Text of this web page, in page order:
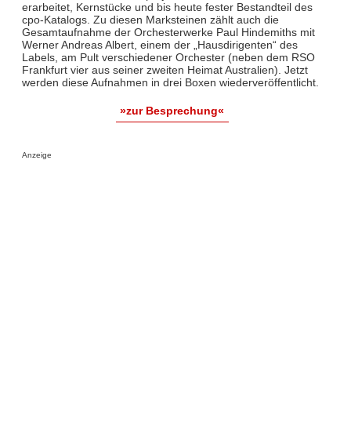
erarbeitet, Kernstücke und bis heute fester Bestandteil des
cpo-Katalogs. Zu diesen Marksteinen zählt auch die
Gesamtaufnahme der Orchesterwerke Paul Hindemiths mit
Werner Andreas Albert, einem der „Hausdirigenten“ des
Labels, am Pult verschiedener Orchester (neben dem RSO
Frankfurt vier aus seiner zweiten Heimat Australien). Jetzt
werden diese Aufnahmen in drei Boxen wiederveröffentlicht.
»zur Besprechung«
Anzeige